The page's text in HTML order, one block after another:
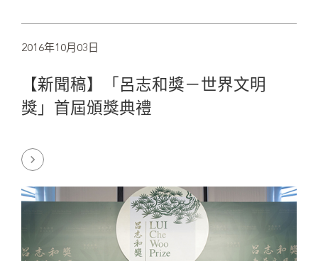
2016年10月03日
【新聞稿】「呂志和獎－世界文明
獎」首屆頒獎典禮